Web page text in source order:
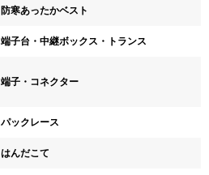
防寒あったかベスト
端子台・中継ボックス・トランス
端子・コネクター
パックレース
はんだこて